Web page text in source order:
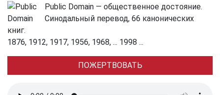
Public Domain — общественное достояние.
Синодальный перевод, 66 канонических
книг.
1876, 1912, 1917, 1956, 1968, ... 1998 ...
ПОЖЕРТВОВАТЬ